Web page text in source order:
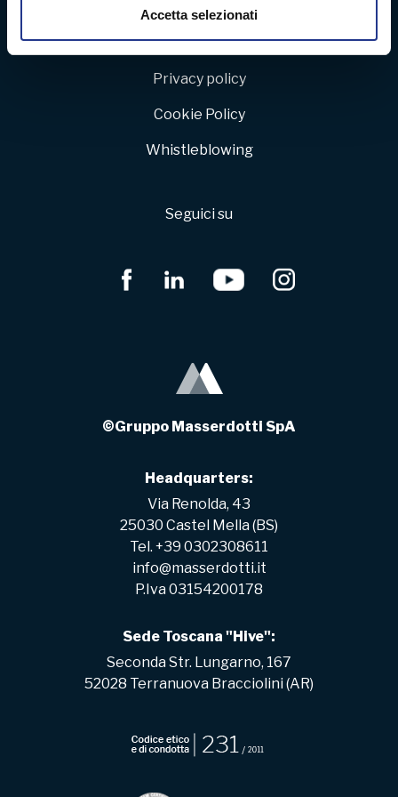
Utilizziamo i cookie per personalizzare contenuti ed
analizzare il nostro traffico. Condividiamo inoltre
informazioni sul modo in cui utilizza il nostro sito con i
pubblicità e social media, i quali potrebbero combinarle
raccolto dal suo utilizzo dei loro servizi.
Accetta selezionati
©Gruppo Masserdotti SpA
Headquarters:
Via Renolda, 43
25030 Castel Mella (BS)
Tel. +39 0302308611
info@masserdotti.it
P.Iva 03154200178
Sede Toscana "Hive":
Seconda Str. Lungarno, 167
52028 Terranuova Bracciolini (AR)
Politica della qualità e dell’ambiente
Legal notice
Privacy policy
Cookie Policy
Whistleblowing
Seguici su